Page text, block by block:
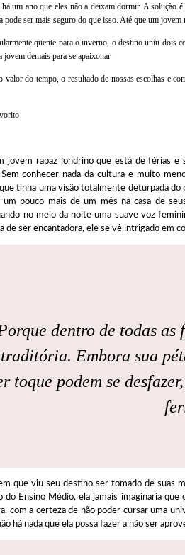
um ano que eles não a deixam dormir. A solução
pode ser mais seguro do que isso. Até que um
quente para o inverno, o destino uniu dois
jovem demais para se apaixonar.
valor do tempo, o resultado de nossas escolhas e
jovem rapaz londrino que está de férias e
conhecer nada da cultura e muito
tinha uma visão totalmente deturpada do
um pouco mais de um mês na casa de
no meio da noite uma suave voz
de ser encantadora, ele se vê intrigado em
dentro de todas as
Embora sua
toque podem se
que viu seu destino ser tomado de suas
Ensino Médio, ela jamais imaginaria
com a certeza de não poder cursar uma
há nada que ela possa fazer a não ser